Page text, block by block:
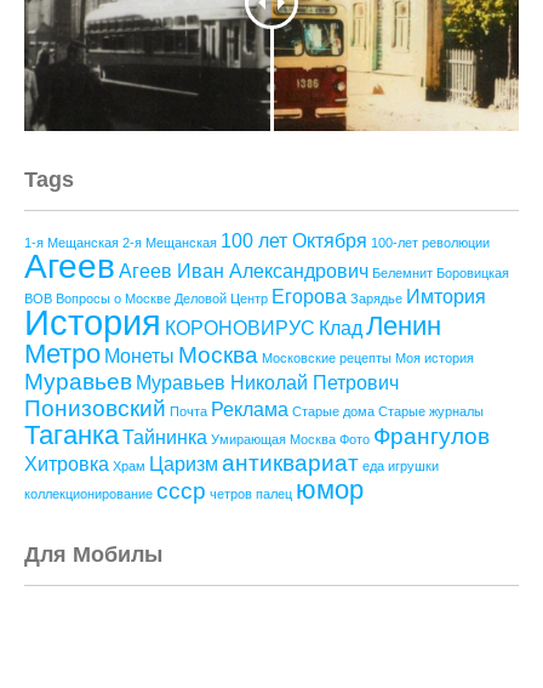
Tags
1-я Мещанская 2-я Мещанская 100 лет Октября 100-лет революции
Агеев Агеев Иван Александрович Белемнит Боровицкая
ВОВ Вопросы о Москве Деловой Центр Егорова Зарядье Имтория
История КОРОНОВИРУС Клад Ленин
Метро Монеты Москва Московские рецепты Моя история
Муравьев Муравьев Николай Петрович
Понизовский Почта Реклама Старые дома Старые журналы
ТаганкаТайнинка Умирающая Москва Фото Франгулов
Хитровка Храм Царизм антиквариат еда игрушки
коллекционирование ссср четров палец юмор
Для Мобилы